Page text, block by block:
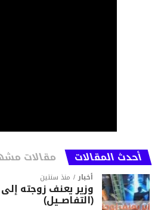
أحدث المقالات مقالات
أخبار منذ سنتين
وزير يعنف زوجته
(التفاصــيل)